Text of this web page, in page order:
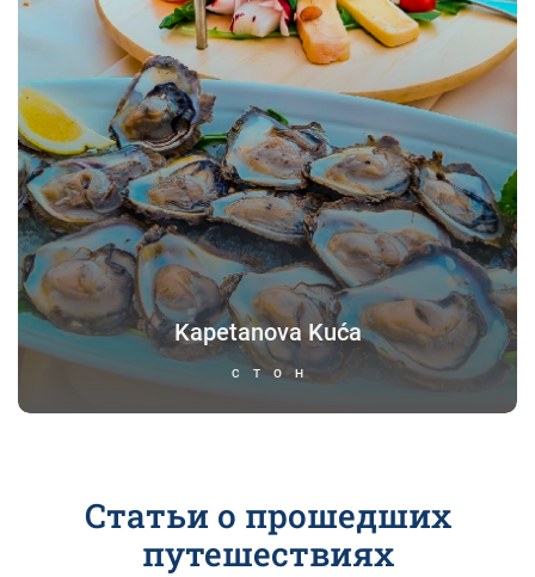
Kapetanova Kuća
СТОН
Статьи о прошедших
путешествиях